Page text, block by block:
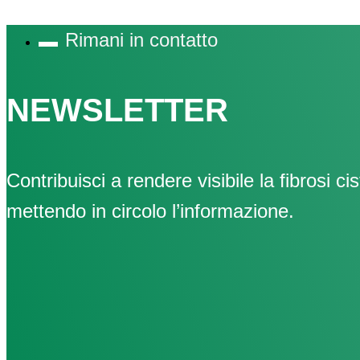
Rimani in contatto
NEWSLETTER
Contribuisci a rendere visibile la fibrosi
mettendo in circolo l’informazione.